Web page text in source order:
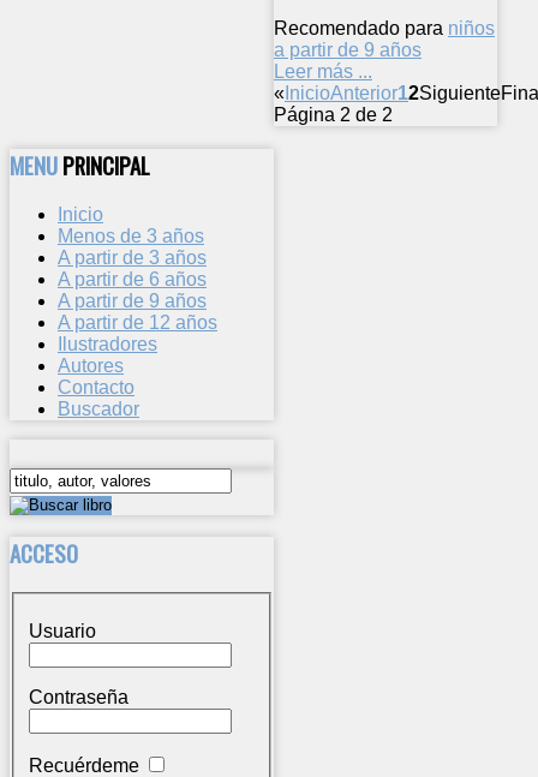
Recomendado para niños
a partir de 9 años
Leer más ...
« InicioAnterior12Siguiente
Página 2 de 2
MENUPRINCIPAL
Inicio
Menos de 3 años
A partir de 3 años
A partir de 6 años
A partir de 9 años
A partir de 12 años
Ilustradores
Autores
Contacto
Buscador
ACCESO
Usuario
Contraseña
Recuérdeme